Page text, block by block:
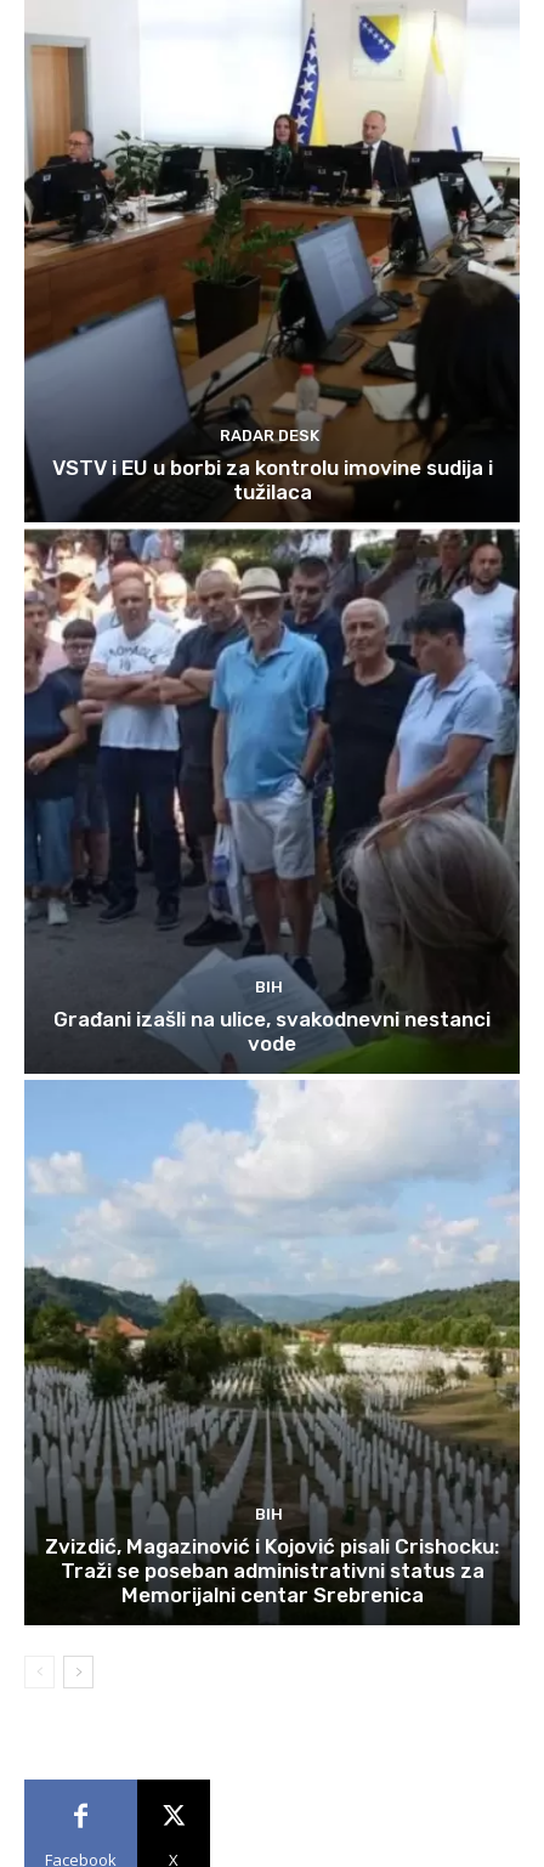
RADAR DESK
VSTV i EU u borbi za kontrolu imovine sudija i
tužilaca
BIH
Građani izašli na ulice, svakodnevni nestanci
vode
BIH
Zvizdić, Magazinović i Kojović pisali Crishocku:
Traži se poseban administrativni status za
Memorijalni centar Srebrenica
Facebook X